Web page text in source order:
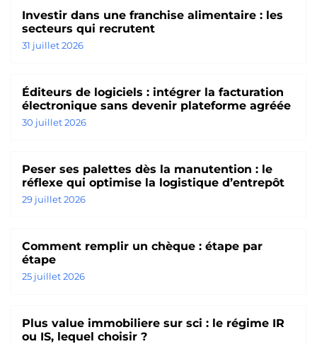
Investir dans une franchise alimentaire : les
secteurs qui recrutent
31 juillet 2026
Éditeurs de logiciels : intégrer la facturation
électronique sans devenir plateforme agréée
30 juillet 2026
Peser ses palettes dès la manutention : le
réflexe qui optimise la logistique d’entrepôt
29 juillet 2026
Comment remplir un chèque : étape par
étape
25 juillet 2026
Plus value immobiliere sur sci : le régime IR
ou IS, lequel choisir ?